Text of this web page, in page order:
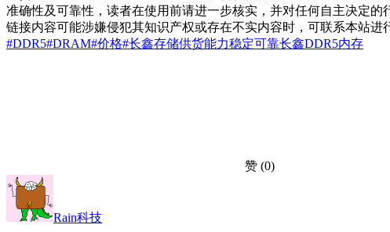
准确性及可靠性，读者在使用前请进一步核实，并对任何自主决定
链接内容可能涉嫌侵犯其知识产权或存在不实内容时，可联系本站进
#DDR5#DRAM#价格#长鑫存储供货能力稳定可靠长鑫DDR5内存
赞 (0)
Rain科技